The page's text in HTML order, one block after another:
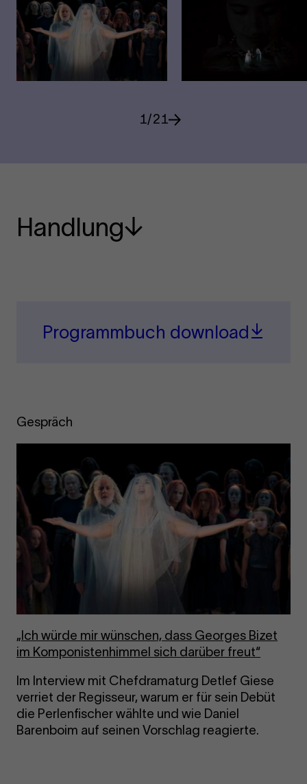
1/21
Handlung
Programmbuch download
Gespräch
„Ich würde mir wünschen, dass Georges Bizet
im Komponistenhimmel sich darüber freut“
Im Interview mit Chefdramaturg Detlef Giese
verriet der Regisseur, warum er für sein Debüt
die Perlenfischer wählte und wie Daniel
Barenboim auf seinen Vorschlag reagierte.